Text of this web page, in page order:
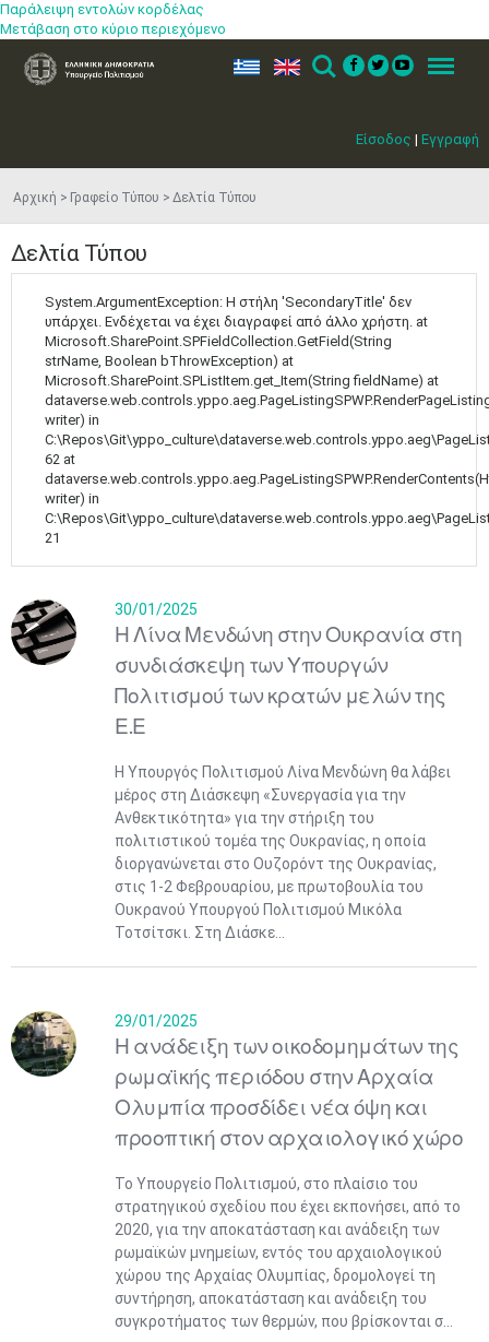
Παράλειψη εντολών κορδέλας
Μετάβαση στο κύριο περιεχόμενο
Είσοδος | Εγγραφή
ελ en Search Menu
Αρχική Γραφείο Τύπου Δελτία Τύπου
Δελτία Τύπου
System.ArgumentException: Η στήλη 'SecondaryTitle' δεν
υπάρχει. Ενδέχεται να έχει διαγραφεί από άλλο χρήστη. at
Microsoft.SharePoint.SPFieldCollection.GetField(String
strName, Boolean bThrowException) at
Microsoft.SharePoint.SPListItem.get_Item(String fieldName) at
writer) in
62 at
writer) in
21
30/01/2025
Η Λίνα Μενδώνη στην Ουκρανία στη
συνδιάσκεψη των Υπουργών
Πολιτισμού των κρατών μελών της
Ε.Ε
Η Υπουργός Πολιτισμού Λίνα Μενδώνη θα λάβει
μέρος στη Διάσκεψη «Συνεργασία για την
Ανθεκτικότητα» για την στήριξη του
πολιτιστικού τομέα της Ουκρανίας, η οποία
διοργανώνεται στο Ουζορόντ της Ουκρανίας,
στις 1-2 Φεβρουαρίου, με πρωτοβουλία του
Ουκρανού Υπουργού Πολιτισμού Μικόλα
Τοτσίτσκι. Στη Διάσκε...
29/01/2025
Η ανάδειξη των οικοδομημάτων της
ρωμαϊκής περιόδου στην Αρχαία
Ολυμπία προσδίδει νέα όψη και
προοπτική στον αρχαιολογικό χώρο
Το Υπουργείο Πολιτισμού, στο πλαίσιο του
στρατηγικού σχεδίου που έχει εκπονήσει, από το
2020, για την αποκατάσταση και ανάδειξη των
ρωμαϊκών μνημείων, εντός του αρχαιολογικού
χώρου της Αρχαίας Ολυμπίας, δρομολογεί τη
συντήρηση, αποκατάσταση και ανάδειξη του
συγκροτήματος των θερμών, που βρίσκονται σ...